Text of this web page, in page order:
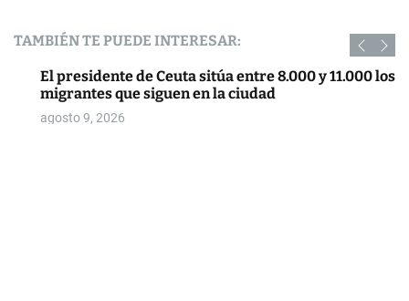
TAMBIÉN TE PUEDE INTERESAR:
El presidente de Ceuta sitúa entre 8.000 y 11.000 los
migrantes que siguen en la ciudad
agosto 9, 2026